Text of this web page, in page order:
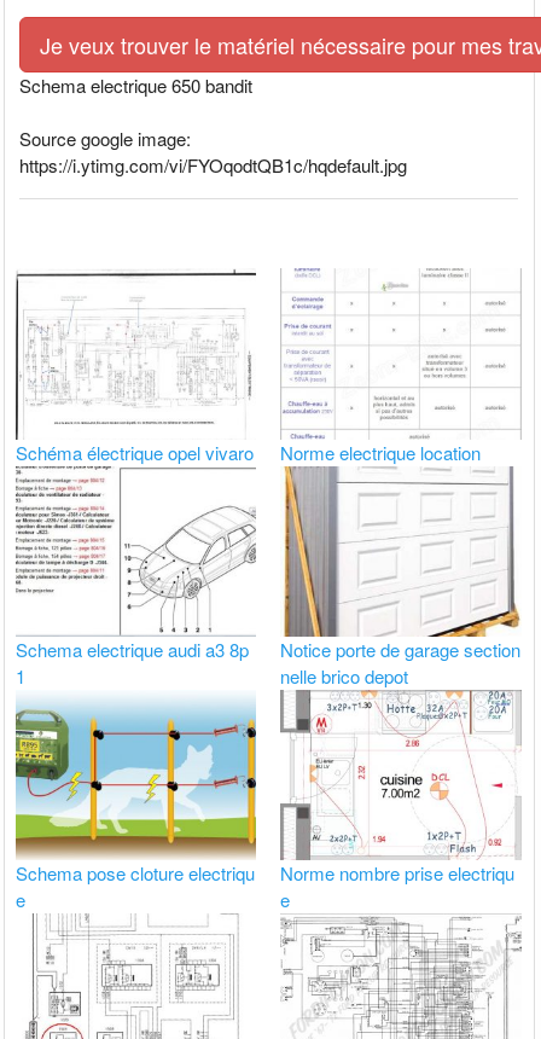
Je veux trouver le matériel nécessaire pour mes
Schema electrique 650 bandit
Source google image:
https://i.ytimg.com/vi/FYOqodtQB1c/hqdefault.jpg
Schéma électrique opel vivaro Norme electrique location
Schema electrique audi a3 8p
1
Notice porte de garage section
nelle brico depot
Schema pose cloture electriqu
e
Norme nombre prise electriqu
e